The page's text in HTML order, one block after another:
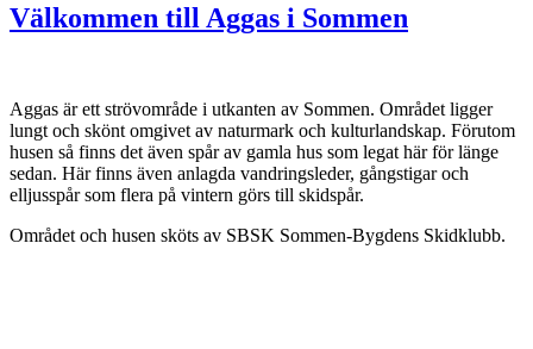
Välkommen till Aggas i Sommen
Aggas är ett strövområde i utkanten av Sommen. Området ligger
lungt och skönt omgivet av naturmark och kulturlandskap. Förutom
husen så finns det även spår av gamla hus som legat här för länge
sedan. Här finns även anlagda vandringsleder, gångstigar och
elljusspår som flera på vintern görs till skidspår.
Området och husen sköts av SBSK Sommen-Bygdens Skidklubb.